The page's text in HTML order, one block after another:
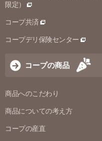
限定）
コープ共済
コープデリ保険センター
コープの商品
商品へのこだわり
商品についての考え方
コープの産直